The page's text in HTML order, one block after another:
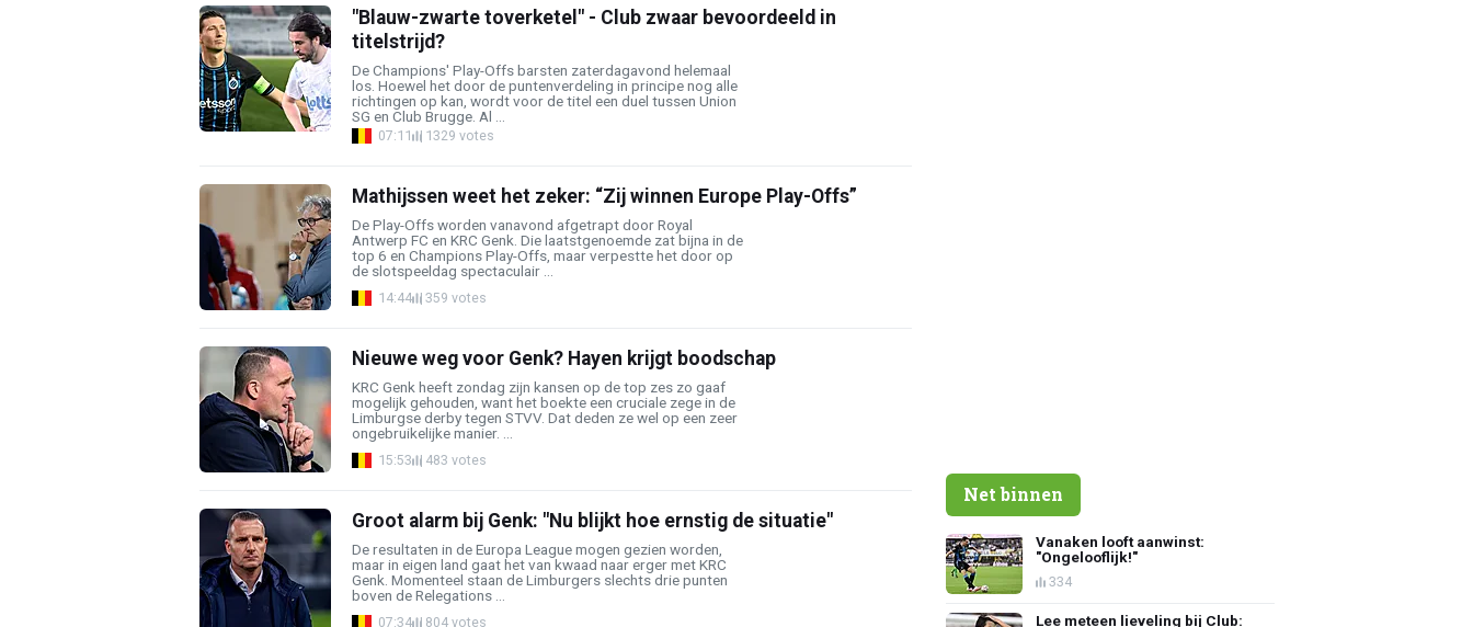
"Blauw-zwarte toverketel" - Club zwaar bevoordeeld in
titelstrijd?
De Champions' Play-Offs barsten zaterdagavond helemaal
los. Hoewel het door de puntenverdeling in principe nog alle
richtingen op kan, wordt voor de titel een duel tussen Union
SG en Club Brugge. Al ...
07:11 1329 votes
Mathijssen weet het zeker: “Zij winnen Europe Play-Offs”
De Play-Offs worden vanavond afgetrapt door Royal
Antwerp FC en KRC Genk. Die laatstgenoemde zat bijna in de
top 6 en Champions Play-Offs, maar verpestte het door op
de slotspeeldag spectaculair ...
14:44 359 votes
Nieuwe weg voor Genk? Hayen krijgt boodschap
KRC Genk heeft zondag zijn kansen op de top zes zo gaaf
mogelijk gehouden, want het boekte een cruciale zege in de
Limburgse derby tegen STVV. Dat deden ze wel op een zeer
ongebruikelijke manier. ...
15:53 483 votes
Groot alarm bij Genk: "Nu blijkt hoe ernstig de situatie"
De resultaten in de Europa League mogen gezien worden,
maar in eigen land gaat het van kwaad naar erger met KRC
Genk. Momenteel staan de Limburgers slechts drie punten
boven de Relegations ...
07:34 804 votes
Net binnen
Vanaken looft aanwinst:
"Ongelooflijk!"
334
Lee meteen lieveling bij Club: